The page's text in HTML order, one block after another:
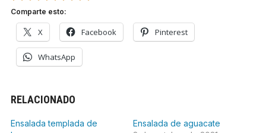
Comparte esto:
X Facebook Pinterest
WhatsApp
RELACIONADO
Ensalada templada de
Ensalada de aguacate